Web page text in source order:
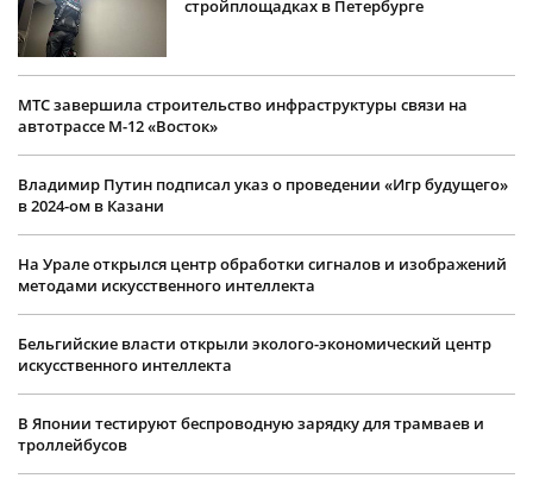
стройплощадках в Петербурге
МТС завершила строительство инфраструктуры связи на
автотрассе М-12 «Восток»
Владимир Путин подписал указ о проведении «Игр будущего»
в 2024-ом в Казани
На Урале открылся центр обработки сигналов и изображений
методами искусственного интеллекта
Бельгийские власти открыли эколого-экономический центр
искусственного интеллекта
В Японии тестируют беспроводную зарядку для трамваев и
троллейбусов